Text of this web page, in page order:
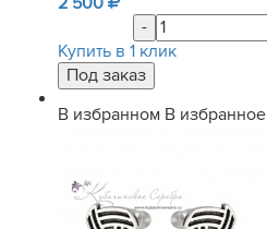
-
Купить в 1 клик
В избранном В избранное